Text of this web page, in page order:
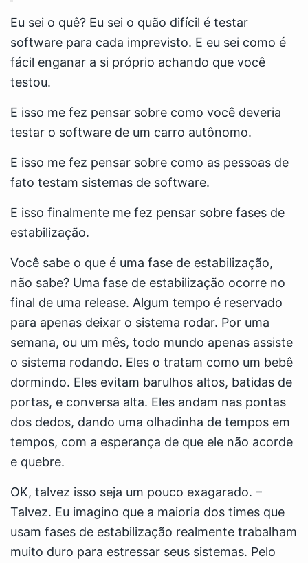
Eu sei o quê? Eu sei o quão difícil é testar
software para cada imprevisto. E eu sei como é
fácil enganar a si próprio achando que você
testou.
E isso me fez pensar sobre como você deveria
testar o software de um carro autônomo.
E isso me fez pensar sobre como as pessoas de
fato testam sistemas de software.
E isso finalmente me fez pensar sobre fases de
estabilização.
Você sabe o que é uma fase de estabilização,
não sabe? Uma fase de estabilização ocorre no
final de uma release. Algum tempo é reservado
para apenas deixar o sistema rodar. Por uma
semana, ou um mês, todo mundo apenas assiste
o sistema rodando. Eles o tratam como um bebê
dormindo. Eles evitam barulhos altos, batidas de
portas, e conversa alta. Eles andam nas pontas
dos dedos, dando uma olhadinha de tempos em
tempos, com a esperança de que ele não acorde
e quebre.
OK, talvez isso seja um pouco exagarado. –
Talvez. Eu imagino que a maioria dos times que
usam fases de estabilização realmente trabalham
muito duro para estressar seus sistemas. Pelo